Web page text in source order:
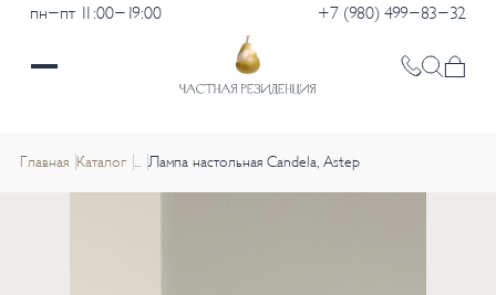
пн-пт 11:00-19:00 +7 (980) 499-83-32
Главная Каталог ... Лампа настольная Candela, Astep